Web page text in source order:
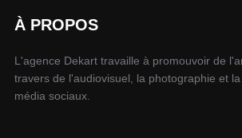
À PROPOS
L'agence Dekart travaille à promouvoir de
travers de l'audiovisuel, la photographie et
média sociaux.